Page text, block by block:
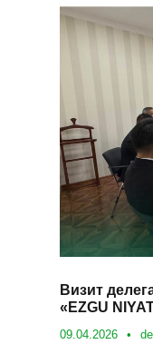
Визит
«EZGU
09.04.2026 •